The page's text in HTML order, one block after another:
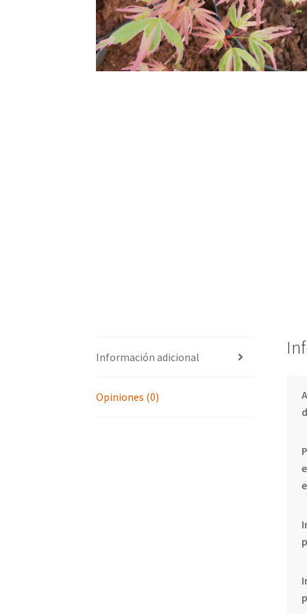
Información adicional
Opiniones (0)